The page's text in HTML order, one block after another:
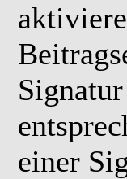
einer